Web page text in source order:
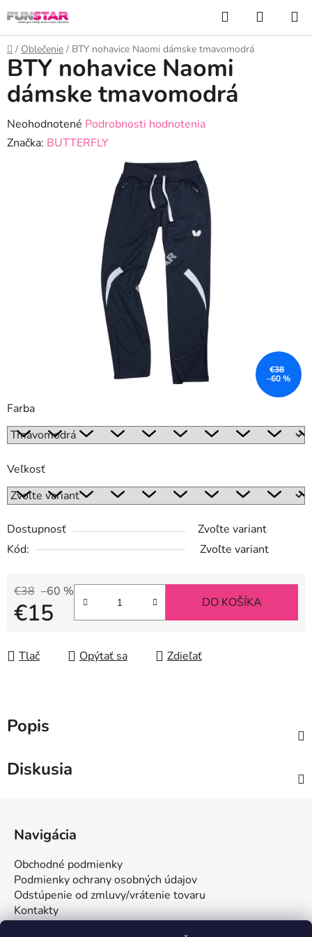
na
obsah
Hľadať
KOŠÍK
Domov
/ Oblečenie / BTY nohavice Naomi dámske tmavomodrá
Farba
Veľkosť
Dostupnosť
Zvoľte variant
Kód:
Zvoľte variant
€38 –60 %
€15 DO KOŠÍKA
Tlač Opýtať sa Zdieľať
BTY nohavice Naomi
dámske tmavomodrá
Priemerné
hodnotenie
Neohodnotené Podrobnosti hodnotenia
Značka: BUTTERFLY
€38
–60 %
Popis
Diskusia
e
Navigácia
Obchodné podmienky
Podmienky ochrany osobných údajov
Odstúpenie od zmluvy/vrátenie tovaru
Kontakty